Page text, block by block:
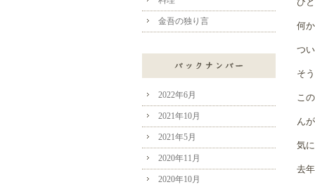
何
つ
そ
こ
ん
気
去
金吾の独り言
2022年6月
2021年10月
2021年5月
2020年11月
2020年10月